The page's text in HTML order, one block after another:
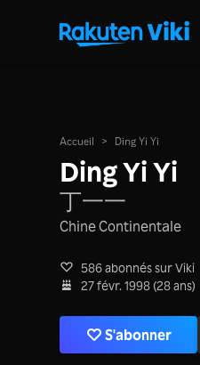
Accueil > Ding Yi Yi
Ding Yi Yi
丁一一
Chine Continentale
586 abonnés sur Viki
27 févr. 1998 (28 ans)
S'abonner